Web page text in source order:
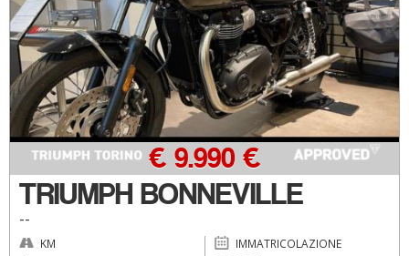
TRIUMPH BONNEVILLE
--
€ 9.990 €
KM IMMATRICOLAZIONE